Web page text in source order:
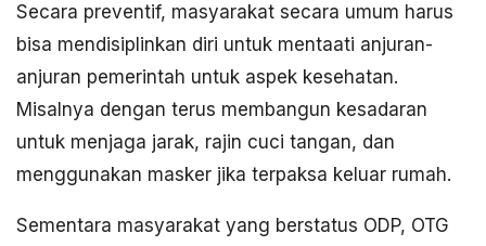
Secara preventif, masyarakat secara umum harus
bisa mendisiplinkan diri untuk mentaati anjuran-
anjuran pemerintah untuk aspek kesehatan.
Misalnya dengan terus membangun kesadaran
untuk menjaga jarak, rajin cuci tangan, dan
menggunakan masker jika terpaksa keluar rumah.
Sementara masyarakat yang berstatus ODP, OTG